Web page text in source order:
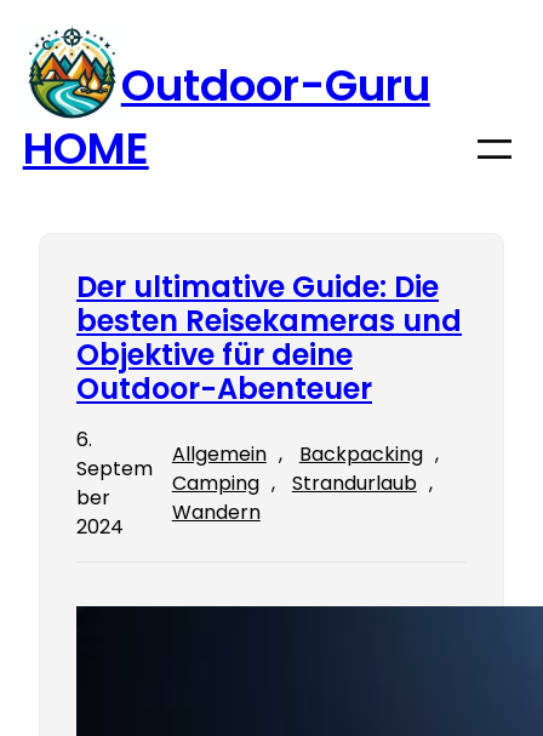
Inhalt
springen
Outdoor-Guru
HOME
Der ultimative Guide: Die
besten Reisekameras und
Objektive für deine
Outdoor-Abenteuer
6.
Septem
ber
2024
Allgemein , Backpacking ,
Camping , Strandurlaub ,
Wandern